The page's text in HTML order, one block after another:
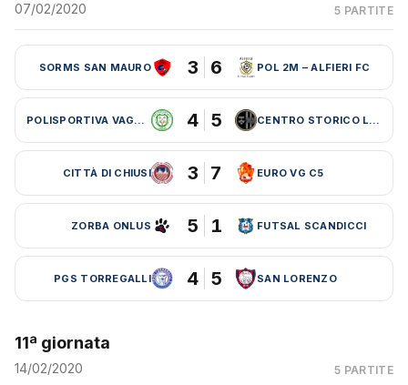
07/02/2020 5 PARTITE
SORMS SAN MAURO 3 6 POL 2M – ALFIERI FC
POLISPORTIVA VAGLIA 4 5 CENTRO STORICO LEBOWSKI
CITTÀ DI CHIUSI 3 7 EURO VG C5
ZORBA ONLUS 5 1 FUTSAL SCANDICCI
PGS TORREGALLI 4 5 SAN LORENZO
11ª giornata
14/02/2020 5 PARTITE